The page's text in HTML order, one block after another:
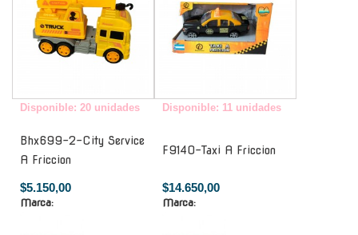
Disponible: 20 unidades
Bhx699-2-City Service
A Friccion
$5.150,00
Marca:
Disponible: 11 unidades
F9140-Taxi A Friccion
$14.650,00
Marca: